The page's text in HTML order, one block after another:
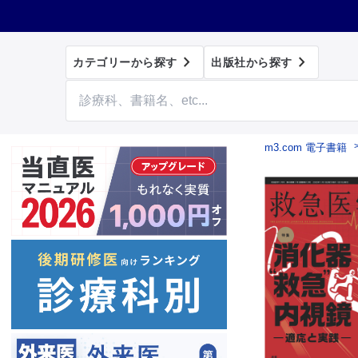
カテゴリーから探す  出版社から探す 
m3.com 電子書籍